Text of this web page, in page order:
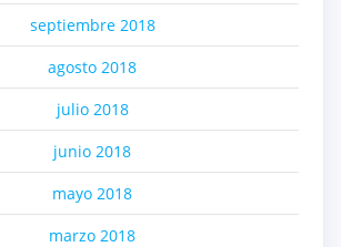
septiembre 2018
agosto 2018
julio 2018
junio 2018
mayo 2018
marzo 2018